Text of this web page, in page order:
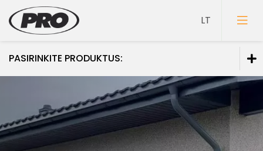
PASIRINKITE PRODUKTUS:
Gruntai
Glaistai